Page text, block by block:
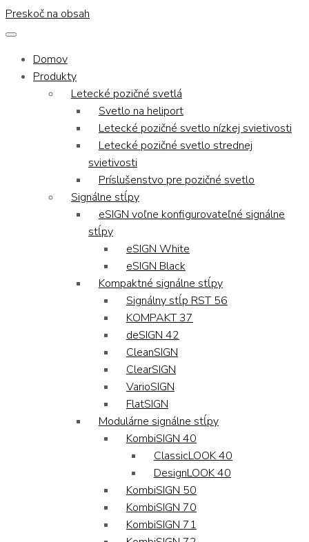
Preskoč na obsah
Domov
Produkty
Letecké pozičné svetlá
Svetlo na heliport
Letecké pozičné svetlo nízkej svietivosti
Letecké pozičné svetlo strednej
svietivosti
Príslušenstvo pre pozičné svetlo
Signálne stĺpy
eSIGN voľne konfigurovateľné signálne
stĺpy
eSIGN White
eSIGN Black
Kompaktné signálne stĺpy
Signálny stĺp RST 56
KOMPAKT 37
deSIGN 42
CleanSIGN
ClearSIGN
VarioSIGN
FlatSIGN
Modulárne signálne stĺpy
KombiSIGN 40
ClassicLOOK 40
DesignLOOK 40
KombiSIGN 50
KombiSIGN 70
KombiSIGN 71